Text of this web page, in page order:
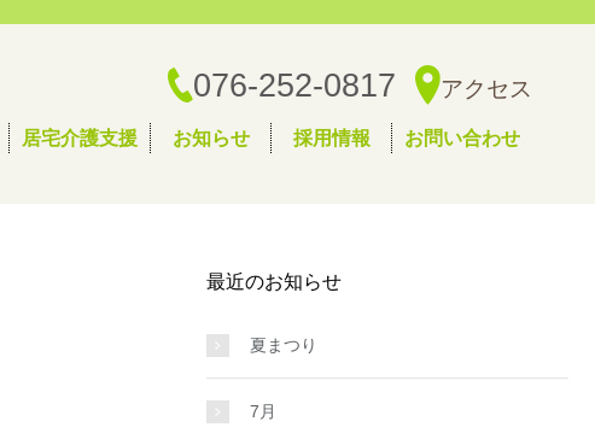
076-252-0817 アクセス
居宅介護支援 お知らせ 採用情報 お問い合わせ
最近のお知らせ
夏まつり
7月